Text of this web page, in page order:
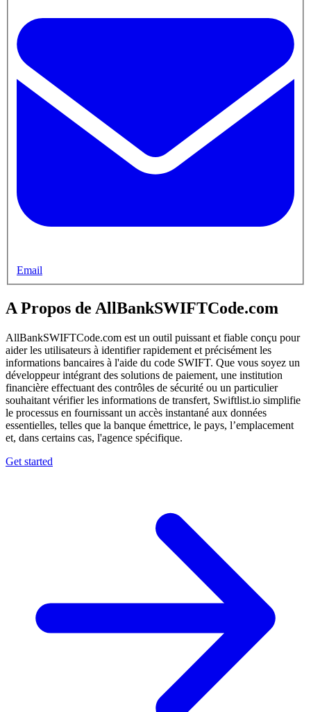
Email
A Propos de AllBankSWIFTCode.com
AllBankSWIFTCode.com est un outil puissant et fiable conçu pour
aider les utilisateurs à identifier rapidement et précisément les
informations bancaires à l'aide du code SWIFT. Que vous soyez un
développeur intégrant des solutions de paiement, une institution
financière effectuant des contrôles de sécurité ou un particulier
souhaitant vérifier les informations de transfert, Swiftlist.io simplifie
le processus en fournissant un accès instantané aux données
essentielles, telles que la banque émettrice, le pays, l’emplacement
et, dans certains cas, l'agence spécifique.
Get started